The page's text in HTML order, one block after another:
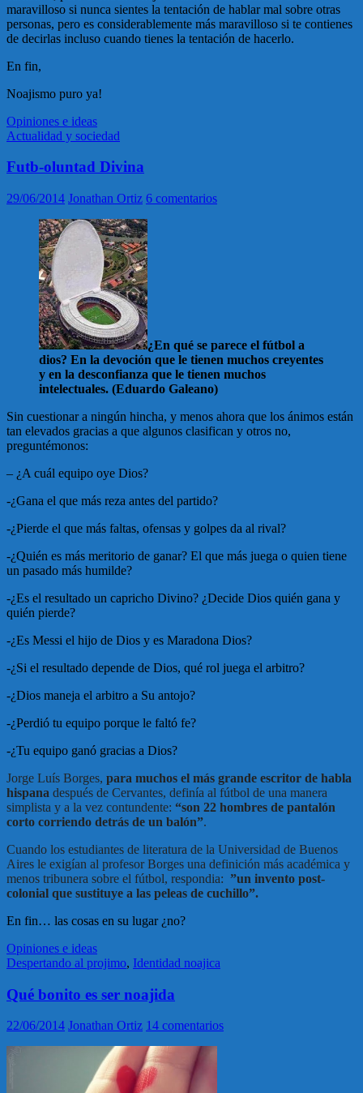
maravilloso si nunca sientes la tentación de hablar mal sobre otras
personas, pero es considerablemente más maravilloso si te contienes
de decirlas incluso cuando tienes la tentación de hacerlo.
En fin,
Noajismo puro ya!
Opiniones e ideas
Actualidad y sociedad
Futb-oluntad Divina
29/06/2014 Jonathan Ortiz 6 comentarios
¿En qué se parece el fútbol a
dios? En la devoción que le tienen muchos creyentes
y en la desconfianza que le tienen muchos
intelectuales. (Eduardo Galeano)
Sin cuestionar a ningún hincha, y menos ahora que los ánimos están
tan elevados gracias a que algunos clasifican y otros no,
preguntémonos:
– ¿A cuál equipo oye Dios?
-¿Gana el que más reza antes del partido?
-¿Pierde el que más faltas, ofensas y golpes da al rival?
-¿Quién es más meritorio de ganar? El que más juega o quien tiene
un pasado más humilde?
-¿Es el resultado un capricho Divino? ¿Decide Dios quién gana y
quién pierde?
-¿Es Messi el hijo de Dios y es Maradona Dios?
-¿Si el resultado depende de Dios, qué rol juega el arbitro?
-¿Dios maneja el arbitro a Su antojo?
-¿Perdió tu equipo porque le faltó fe?
-¿Tu equipo ganó gracias a Dios?
Jorge Luís Borges, para muchos el más grande escritor de habla
hispana después de Cervantes, definía al fútbol de una manera
simplista y a la vez contundente: “son 22 hombres de pantalón
corto corriendo detrás de un balón”.
Cuando los estudiantes de literatura de la Universidad de Buenos
Aires le exigían al profesor Borges una definición más académica y
menos tribunera sobre el fútbol, respondia: ”un invento post-
colonial que sustituye a las peleas de cuchillo”.
En fin… las cosas en su lugar ¿no?
Opiniones e ideas
Despertando al projimo, Identidad noajica
Qué bonito es ser noajida
22/06/2014 Jonathan Ortiz 14 comentarios